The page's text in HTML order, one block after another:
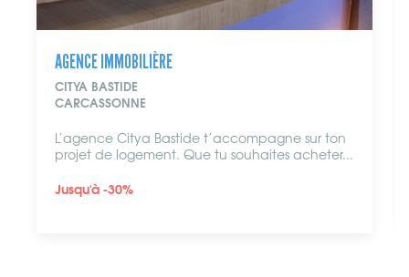
AGENCE IMMOBILIÈRE
CITYA BASTIDE
CARCASSONNE
L’agence Citya Bastide t’accompagne sur ton
projet de logement. Que tu souhaites acheter...
Jusqu'à -30%